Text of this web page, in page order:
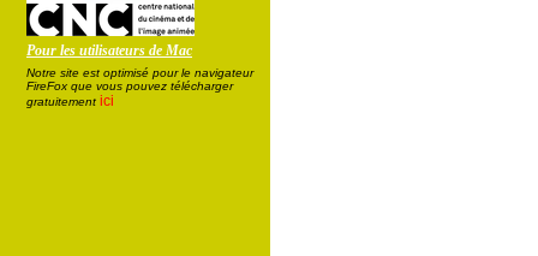
Pour les utilisateurs de Mac
Notre site est optimisé pour le navigateur
FireFox que vous pouvez télécharger
gratuitement ici